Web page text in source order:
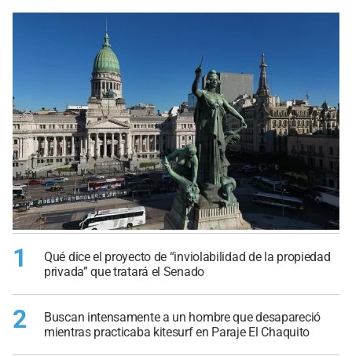
1
Qué dice el proyecto de “inviolabilidad de la propiedad
privada” que tratará el Senado
2
Buscan intensamente a un hombre que desapareció
mientras practicaba kitesurf en Paraje El Chaquito